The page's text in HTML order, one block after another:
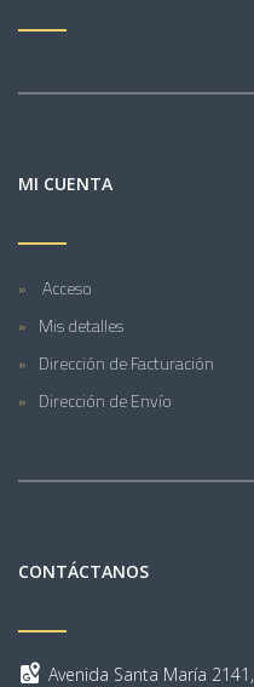
MI CUENTA
Acceso
Mis detalles
Dirección de Facturación
Dirección de Envío
CONTÁCTANOS
Avenida Santa María 2141,